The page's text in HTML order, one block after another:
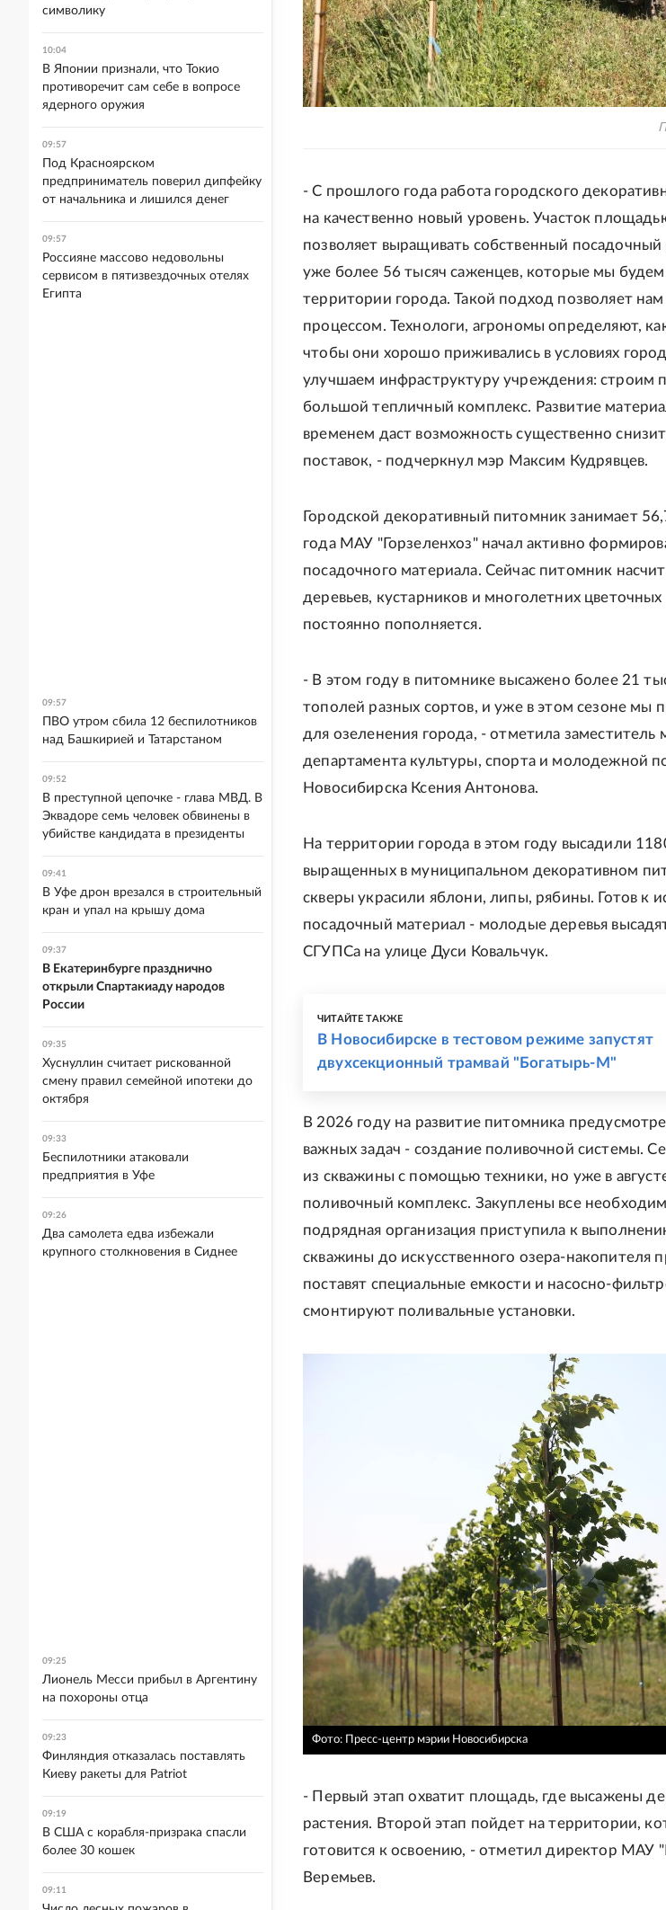
- С прошлого года работа городского
на качественно новый уровень. Участок
позволяет выращивать собственный посадочный
уже более 56 тысяч саженцев, которые мы будем
территории города. Такой подход позволяет
процессом. Технологи, агрономы определяют,
чтобы они хорошо приживались в условиях
улучшаем инфраструктуру учреждения: строим
большой тепличный комплекс. Развитие
временем даст возможность существенно
поставок, - подчеркнул мэр Максим Кудрявцев.
Городской декоративный питомник занимает
года МАУ "Горзеленхоз" начал активно
посадочного материала. Сейчас питомник
деревьев, кустарников и многолетних
постоянно пополняется.
- В этом году в питомнике высажено более 21
тополей разных сортов, и уже в этом сезоне мы
для озеленения города, - отметила заместитель
департамента культуры, спорта и молодежной
Новосибирска Ксения Антонова.
На территории города в этом году высадили
выращенных в муниципальном декоративном
скверы украсили яблони, липы, рябины. Готов к
посадочный материал - молодые деревья
СГУПСа на улице Дуси Ковальчук.
ЧИТАЙТЕ ТАКЖЕ
В Новосибирске в тестовом режиме запустят
двухсекционный трамвай "Богатырь-М"
В 2026 году на развитие питомника
важных задач - создание поливочной системы.
из скважины с помощью техники, но уже в
поливочный комплекс. Закуплены все
подрядная организация приступила к
скважины до искусственного озера-накопителя
поставят специальные емкости и насосно-
смонтируют поливальные установки.
Фото: Пресс-центр мэрии Новосибирска
- Первый этап охватит площадь, где высажены
растения. Второй этап пойдет на территории,
готовится к освоению, - отметил директор МАУ
Веремьев.
символику
10:04
В Японии признали, что Токио
противоречит сам себе в вопросе
ядерного оружия
09:57
Под Красноярском
предприниматель поверил дипфейку
от начальника и лишился денег
09:57
Россияне массово недовольны
сервисом в пятизвездочных отелях
Египта
09:57
ПВО утром сбила 12 беспилотников
над Башкирией и Татарстаном
09:52
В преступной цепочке - глава МВД. В
Эквадоре семь человек обвинены в
убийстве кандидата в президенты
09:41
В Уфе дрон врезался в строительный
кран и упал на крышу дома
09:37
В Екатеринбурге празднично
открыли Спартакиаду народов
России
09:35
Хуснуллин считает рискованной
смену правил семейной ипотеки до
октября
09:33
Беспилотники атаковали
предприятия в Уфе
09:26
Два самолета едва избежали
крупного столкновения в Сиднее
09:25
Лионель Месси прибыл в Аргентину
на похороны отца
09:23
Финляндия отказалась поставлять
Киеву ракеты для Patriot
09:19
В США с корабля-призрака спасли
более 30 кошек
09:11